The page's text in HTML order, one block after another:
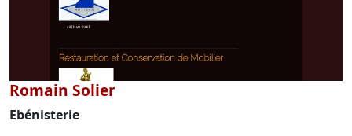
Romain Solier
Ebénisterie